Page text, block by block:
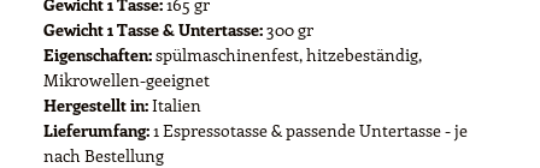
Gewicht 1 Tasse & Untertasse:300 gr
Eigenschaften:spülmaschinenfest, hitzebeständig,
Mikrowellen-geeignet
Hergestellt in:Italien
Lieferumfang:1 Espressotasse & passende Untertasse - je
nach Bestellung